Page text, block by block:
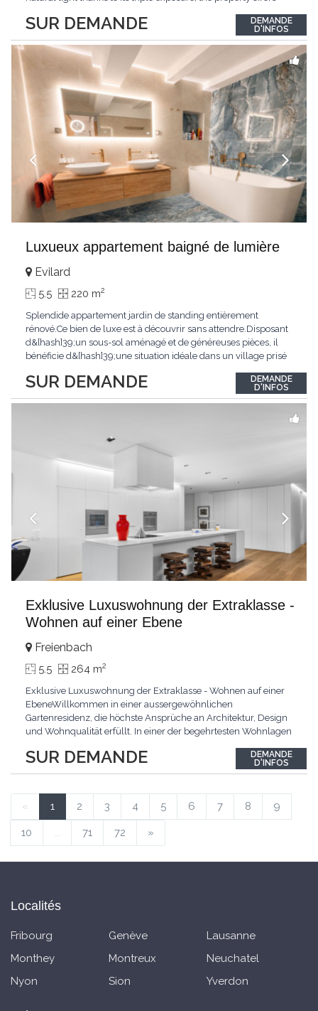
SUR DEMANDE
master suite, elegant reception areas, and a spacious terrace
overlooking a peaceful and green...
DEMANDE
D'INFOS
Luxueux appartement baigné de lumière
SUR DEMANDE
Evilard
5.5 220 m2
Splendide appartement jardin de standing entièrement
rénové.Ce bien de luxe est à découvrir sans attendre.Disposant
d&[hash]39;un sous-sol aménagé et de généreuses pièces, il
bénéficie d&[hash]39;une situation idéale dans un village prisé
luminosité hors du commun tout au long de la journée.Points
forts:4 grandes chambresUn...
DEMANDE
D'INFOS
Exklusive Luxuswohnung der Extraklasse -
Wohnen auf einer Ebene
SUR DEMANDE
Freienbach
5.5 264 m2
Exklusive Luxuswohnung der Extraklasse - Wohnen auf einer
EbeneWillkommen in einer aussergewöhnlichen
Gartenresidenz, die höchste Ansprüche an Architektur, Design
und Wohnqualität erfüllt. In einer der begehrtesten Wohnlagen
exklusives Zuhause mit über 230 m² Wohnfläche, das
Grosszügigkeit, Privatsphäre und zeitlose Eleganz auf
DEMANDE
D'INFOS
« 1 2 3 4 5 6 7 8 9
10 ... 71 72 »
Localités
Fribourg Genève
Lausanne
Monthey
Montreux
Neuchatel
Nyon
Sion Yverdon